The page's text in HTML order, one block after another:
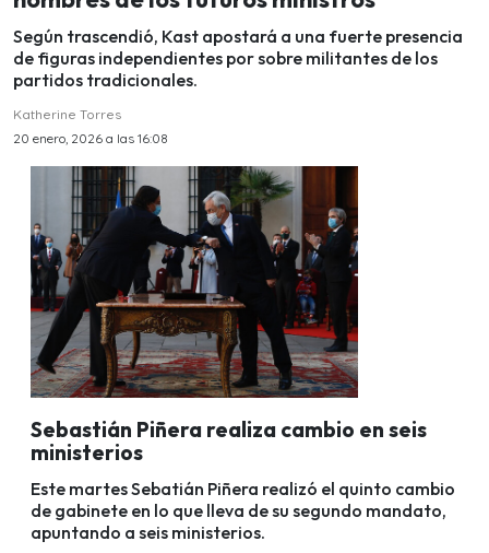
Según trascendió, Kast apostará a una fuerte presencia
de figuras independientes por sobre militantes de los
partidos tradicionales.
Katherine Torres
20 enero, 2026 a las 16:08
Sebastián Piñera realiza cambio en seis
ministerios
Este martes Sebatián Piñera realizó el quinto cambio
de gabinete en lo que lleva de su segundo mandato,
apuntando a seis ministerios.